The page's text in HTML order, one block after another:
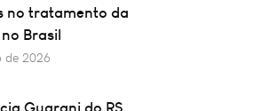
no tratamento da
Brasil
de 2026
Guarani do RS